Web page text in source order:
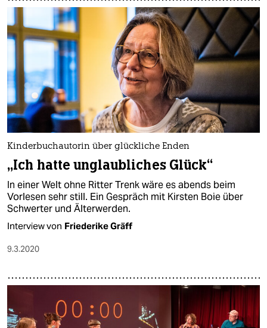
Kinderbuchautorin über glückliche Enden
„Ich hatte unglaubliches Glück“
In einer Welt ohne Ritter Trenk wäre es abends beim
Vorlesen sehr still. Ein Gespräch mit Kirsten Boie über
Schwerter und Älterwerden.
Interview von Friederike Gräff
9.3.2020